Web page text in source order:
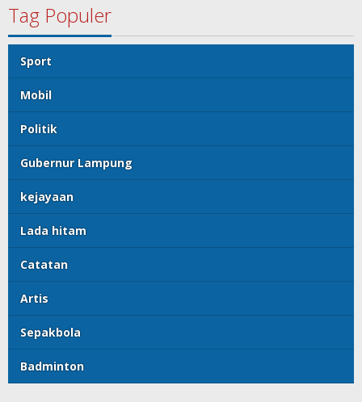
Tag Populer
Sport
Mobil
Politik
Gubernur Lampung
kejayaan
Lada hitam
Catatan
Artis
Sepakbola
Badminton